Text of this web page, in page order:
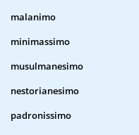
malanimo
minimassimo
musulmanesimo
nestorianesimo
padronissimo